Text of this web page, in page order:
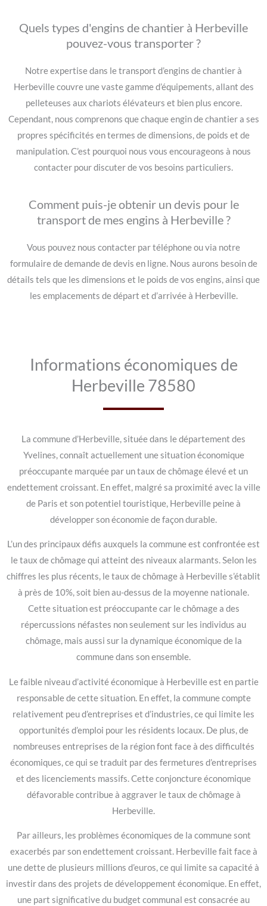
Quels types d'engins de chantier à Herbeville
pouvez-vous transporter ?
Notre expertise dans le transport d’engins de chantier à
Herbeville couvre une vaste gamme d’équipements, allant des
pelleteuses aux chariots élévateurs et bien plus encore.
Cependant, nous comprenons que chaque engin de chantier a ses
propres spécificités en termes de dimensions, de poids et de
manipulation. C’est pourquoi nous vous encourageons à nous
contacter pour discuter de vos besoins particuliers.
Comment puis-je obtenir un devis pour le
transport de mes engins à Herbeville ?
Vous pouvez nous contacter par téléphone ou via notre
formulaire de demande de devis en ligne. Nous aurons besoin de
détails tels que les dimensions et le poids de vos engins, ainsi que
les emplacements de départ et d’arrivée à Herbeville.
Informations économiques de
Herbeville 78580
La commune d’Herbeville, située dans le département des
Yvelines, connaît actuellement une situation économique
préoccupante marquée par un taux de chômage élevé et un
endettement croissant. En effet, malgré sa proximité avec la ville
de Paris et son potentiel touristique, Herbeville peine à
développer son économie de façon durable.
L’un des principaux défis auxquels la commune est confrontée est
le taux de chômage qui atteint des niveaux alarmants. Selon les
chiffres les plus récents, le taux de chômage à Herbeville s’établit
à près de 10%, soit bien au-dessus de la moyenne nationale.
Cette situation est préoccupante car le chômage a des
répercussions néfastes non seulement sur les individus au
chômage, mais aussi sur la dynamique économique de la
commune dans son ensemble.
Le faible niveau d’activité économique à Herbeville est en partie
responsable de cette situation. En effet, la commune compte
relativement peu d’entreprises et d’industries, ce qui limite les
opportunités d’emploi pour les résidents locaux. De plus, de
nombreuses entreprises de la région font face à des difficultés
économiques, ce qui se traduit par des fermetures d’entreprises
et des licenciements massifs. Cette conjoncture économique
défavorable contribue à aggraver le taux de chômage à
Herbeville.
Par ailleurs, les problèmes économiques de la commune sont
exacerbés par son endettement croissant. Herbeville fait face à
une dette de plusieurs millions d’euros, ce qui limite sa capacité à
investir dans des projets de développement économique. En effet,
une part significative du budget communal est consacrée au